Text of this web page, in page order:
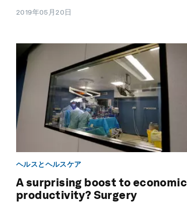
2019年05月20日
ヘルスとヘルスケア
A surprising boost to economic
productivity? Surgery